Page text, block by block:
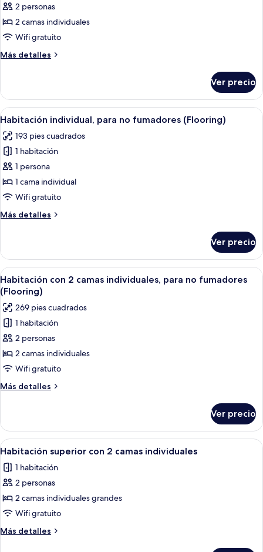
Habitación
con
2
camas
individuales,
no
fumadores
(Casual)
2 personas
2 camas individuales
Wifi gratuito
Más detalles
Más
con
camas
para
no
fumadores
(Casual)
Ver precio
Abrir
todas
las
fotos
de
Habitación
individual,
no
Una habitación de hotel con una
6
Habitación individual, para no fumadores (Flooring)
193 pies cuadrados
1 habitación
1 persona
1 cama individual
Wifi gratuito
Más detalles
Más
individual,
para
no
fumadores
(Flooring)
Ver precio
Abrir
todas
las
fotos
de
Habitación
con
2
camas
individuales,
no
fumadores
(Flooring)
Habitación de hotel con dos camas,
10
Habitación con 2 camas individuales, para no fumadores
(Flooring)
269 pies cuadrados
1 habitación
2 personas
2 camas individuales
Wifi gratuito
Más detalles
Más
con
camas
para
no
(Flooring)
Ver precio
Abrir
todas
las
fotos
de
Habitación
superior
con
Habitación de hotel con dos camas,
9
Habitación superior con 2 camas individuales
1 habitación
2 personas
2 camas individuales grandes
Wifi gratuito
Más detalles
Más